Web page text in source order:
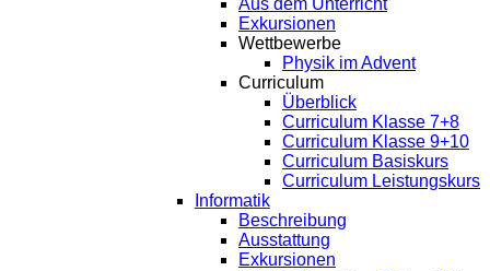
Aus dem Unterricht
Exkursionen
Wettbewerbe
Physik im Advent
Curriculum
Überblick
Curriculum Klasse 7+8
Curriculum Klasse 9+10
Curriculum Basiskurs
Curriculum Leistungskurs
Informatik
Beschreibung
Ausstattung
Exkursionen